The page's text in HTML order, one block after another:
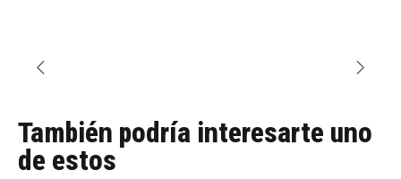
También podría interesarte uno
de estos